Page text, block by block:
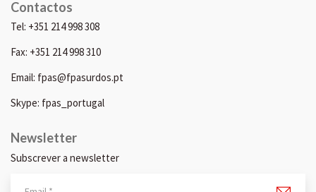
Contactos
Tel: +351 214 998 308
Fax: +351 214 998 310
Email: fpas@fpasurdos.pt
Skype: fpas_portugal
Newsletter
Subscrever a newsletter